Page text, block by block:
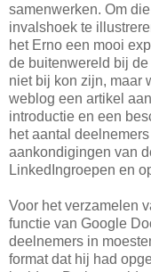
samenwerken. Om die
invalshoek te
het Erno een mooi
de buitenwereld bij
niet bij kon zijn, maar
weblog een artikel
introductie en een
het aantal
aankondigingen van
LinkedIngroepen en
Voor het verzamelen
functie van Google
deelnemers in
format dat hij had